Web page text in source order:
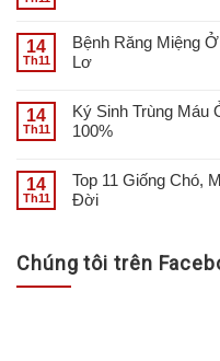
14
Th11
Bệnh Răng Miệng
Lơ
14
Th11
Ký Sinh Trùng Máu
100%
14
Th11
Top 11 Giống Chó,
Đời
Chúng tôi trên